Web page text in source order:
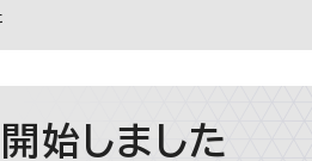
始しました